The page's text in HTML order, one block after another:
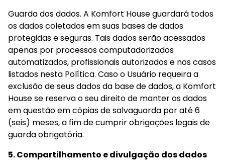
Guarda dos dados. A Komfort House guardará todos
os dados coletados em suas bases de dados
protegidas e seguras. Tais dados serão acessados
apenas por processos computadorizados
automatizados, profissionais autorizados e nos casos
listados nesta Política. Caso o Usuário requeira a
exclusão de seus dados da base de dados, a Komfort
House se reserva o seu direito de manter os dados
em questão em cópias de salvaguarda por até 6
(seis) meses, a fim de cumprir obrigações legais de
guarda obrigatória.
5. Compartilhamento e divulgação dos dados